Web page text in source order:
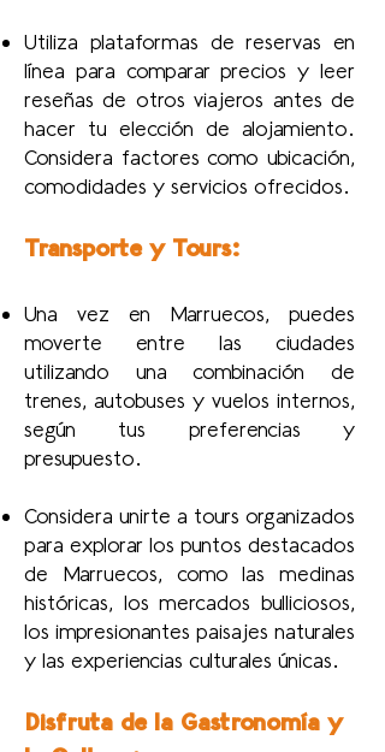
Utiliza plataformas de reservas en
línea para comparar precios y leer
reseñas de otros viajeros antes de
hacer tu elección de alojamiento.
Considera factores como ubicación,
comodidades y servicios ofrecidos.
Transporte y Tours:
Una vez en Marruecos, puedes
moverte entre las ciudades
utilizando una combinación de
trenes, autobuses y vuelos internos,
según tus preferencias y
presupuesto.
Considera unirte a tours organizados
para explorar los puntos destacados
de Marruecos, como las medinas
históricas, los mercados bulliciosos,
los impresionantes paisajes naturales
y las experiencias culturales únicas.
Disfruta de la Gastronomía y